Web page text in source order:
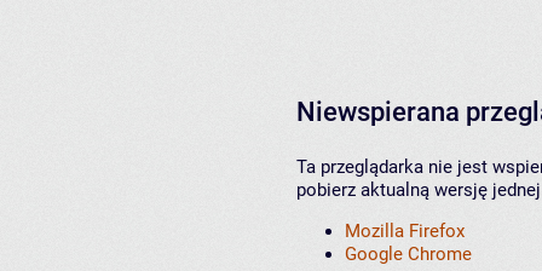
Niewspierana
Ta przeglądarka nie jest
pobierz aktualną wersję
Mozilla Firefox
Google Chrome